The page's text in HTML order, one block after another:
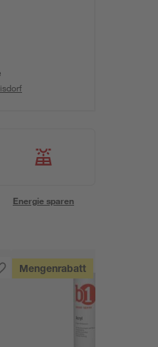
Energie sparen
Mengenrabatt